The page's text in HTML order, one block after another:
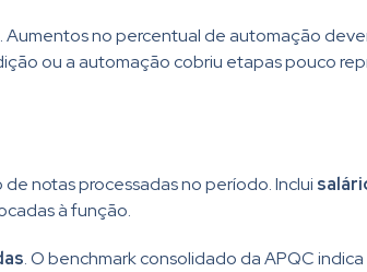
no percentual de automação
ou a automação cobriu etapas pouco
notas processadas no período. Inclui
à função.
. O benchmark consolidado da APQC